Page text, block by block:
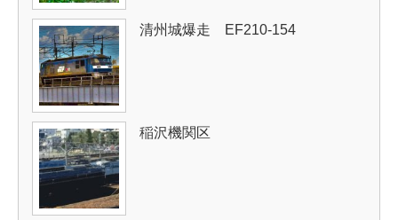
清州城爆走 EF210-154
稲沢機関区